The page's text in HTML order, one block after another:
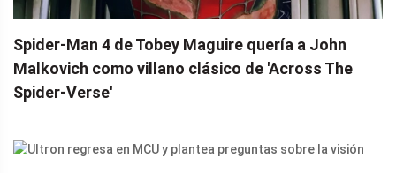
Spider-Man 4 de Tobey Maguire quería a John
Malkovich como villano clásico de 'Across The
Spider-Verse'